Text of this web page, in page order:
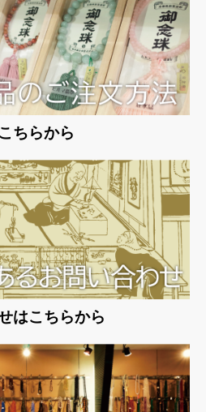
る カートへ進む
ちらから
はこちらから